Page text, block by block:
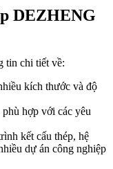
DEZHENG
tin chi tiết về:
kích thước và độ
phù hợp với các yêu
kết cấu thép, hệ
dự án công nghiệp